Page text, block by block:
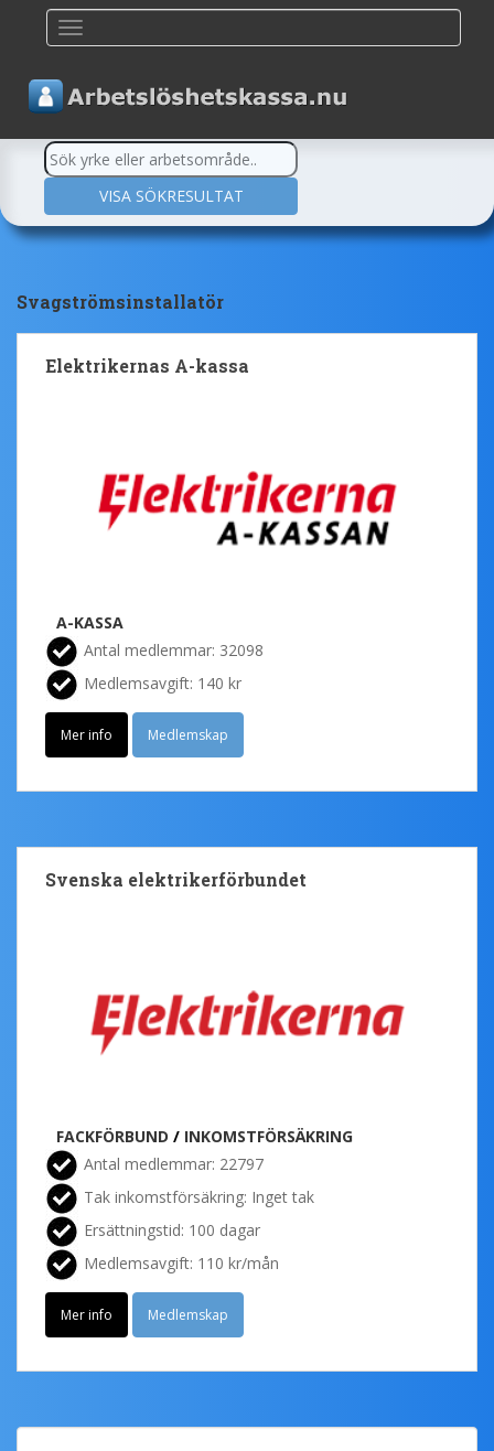
Svagströmsinstallatör
Elektrikernas A-kassa
A-KASSA
Antal medlemmar: 32098
Medlemsavgift: 140 kr
Mer info Medlemskap
Svenska elektrikerförbundet
FACKFÖRBUND / INKOMSTFÖRSÄKRING
Antal medlemmar: 22797
Tak inkomstförsäkring: Inget tak
Ersättningstid: 100 dagar
Medlemsavgift: 110 kr/mån
Mer info Medlemskap